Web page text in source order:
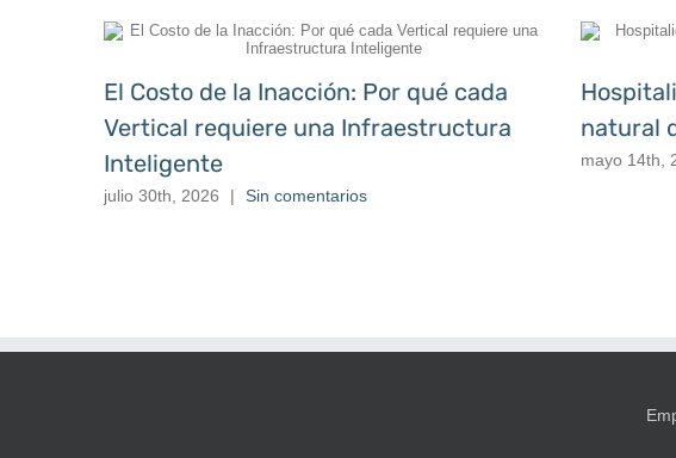
El Costo de la Inacción: Por qué cada
Vertical requiere una Infraestructura
Inteligente
julio 30th, 2026 | Sin comentarios
natural
mayo 14th,